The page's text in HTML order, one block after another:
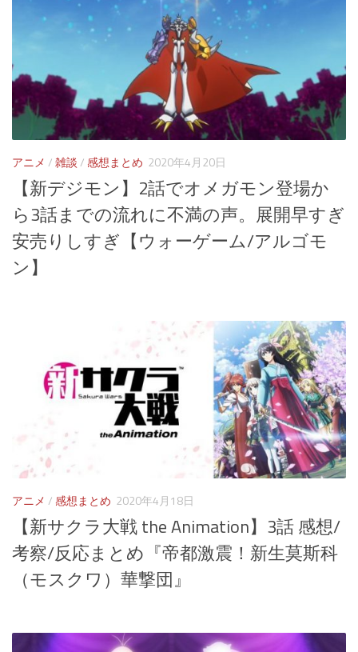
アニメ /雑談/感想まとめ 2020年4月20日
【新デジモン】2話でオメガモン登場か
ら3話までの流れに不満の声。展開早すぎ
安売りしすぎ【ウォーゲーム/アルゴモ
ン】
アニメ /感想まとめ 2020年4月18日
【新サクラ大戦 the Animation】3話 感想/
考察/反応まとめ『帝都激震！新生莫斯科
（モスクワ）華撃団』